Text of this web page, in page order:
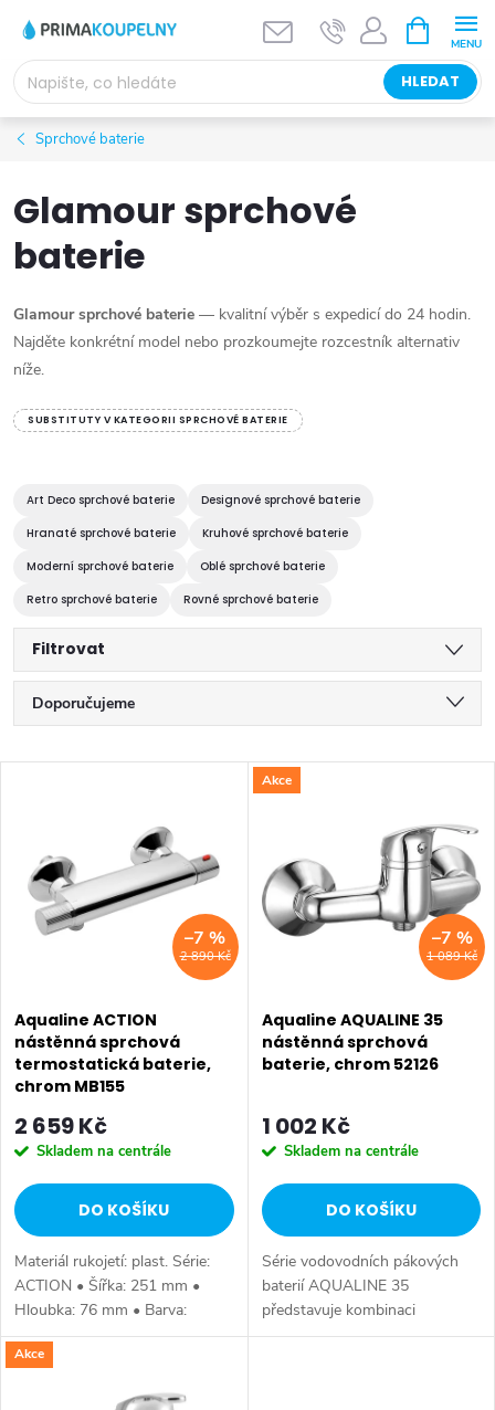
obsah
HLEDAT
NÁKUPNÍ
KOŠÍK
Sprchové baterie
Glamour sprchové
baterie
Glamour sprchové baterie — kvalitní výběr s expedicí do 24 hodin.
Najděte konkrétní model nebo prozkoumejte rozcestník alternativ
níže.
SUBSTITUTY V KATEGORII SPRCHOVÉ BATERIE
Art Deco sprchové baterie
Designové sprchové baterie
Hranaté sprchové baterie
Kruhové sprchové baterie
Moderní sprchové baterie
Oblé sprchové baterie
Retro sprchové baterie
Rovné sprchové baterie
Filtrovat
Ř
a
n
p
r
o
d
u
k
t
ů
Doporučujeme
Nejprodávanější
Abecedně
p
p
r
o
d
u
k
t
ů
2 890 Kč
–7 %
Aqualine ACTION
nástěnná sprchová
termostatická baterie,
chrom MB155
2 659 Kč
Skladem na centrále
DO KOŠÍKU
Materiál rukojetí: plast. Série:
ACTION • Šířka: 251 mm •
Hloubka: 76 mm • Barva:
Chrom • Materiál: Mosaz • Tvar:
Kruhové • Instalace: Nástěnná
Akce
1 089 Kč
–7 %
Aqualine AQUALINE 35
nástěnná sprchová
baterie, chrom 52126
1 002 Kč
Skladem na centrále
DO KOŠÍKU
Série vodovodních pákových
baterií AQUALINE 35
představuje kombinaci
tradičního jednoduchého
Akce